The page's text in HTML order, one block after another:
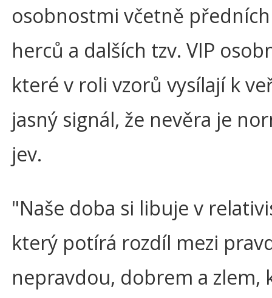
osobnostmi včetně
herců a dalších tzv. VIP
které v roli vzorů vysílají k
jasný signál, že nevěra je
jev.
"Naše doba si libuje v
který potírá rozdíl mezi
nepravdou, dobrem a zlem,